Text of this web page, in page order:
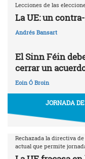
Lecciones de las
La UE: un
Andrés Bansart
El Sinn Féin
cerrar un
Eoin Ó Broin
JORNADA
Rechazada la directiva
actual que permite